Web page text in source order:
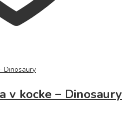
v kocke – Dinosaury